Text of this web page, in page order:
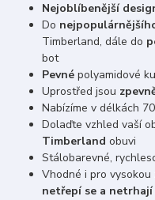
Nejoblíbenější
Do
Timberland, dále do
bot
Pevné polyamidové
Uprostřed jsou
Nabízíme v délkách
Dolaďte vzhled vaší
Timberland obuvi
Stálobarevné,
Vhodné i pro vysokou
netřepí se a netrhají